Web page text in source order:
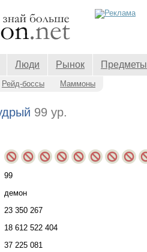
Люди Рынок Предметы
Рейд-боссы Маммоны
99 ур.
99
демон
23 350 267
18 612 522 404
37 225 081